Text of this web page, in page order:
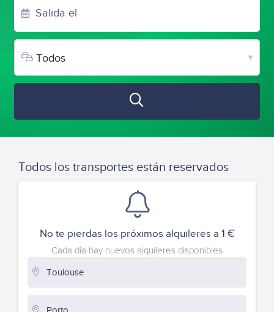
Todos los transportes están reservados
No te pierdas los próximos alquileres a 1 €
Cada día hay nuevos alquileres disponibles